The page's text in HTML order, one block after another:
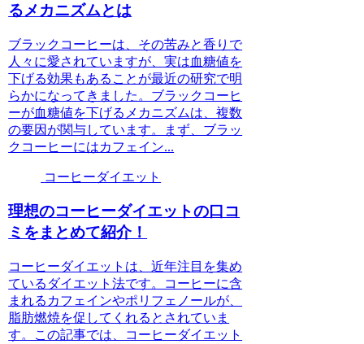
るメカニズムとは
ブラックコーヒーは、その苦みと香りで
人々に愛されていますが、実は血糖値を
下げる効果もあることが最近の研究で明
らかになってきました。ブラックコーヒ
ーが血糖値を下げるメカニズムは、複数
の要因が関与しています。まず、ブラッ
クコーヒーにはカフェイン...
コーヒーダイエット
理想のコーヒーダイエットの口コ
ミをまとめて紹介！
コーヒーダイエットは、近年注目を集め
ているダイエット法です。コーヒーに含
まれるカフェインやポリフェノールが、
脂肪燃焼を促してくれるとされていま
す。この記事では、コーヒーダイエット